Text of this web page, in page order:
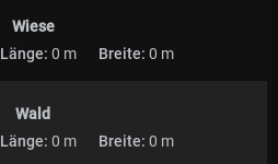
Wiese
Länge: 0 m Breite: 0 m
Wald
Länge: 0 m Breite: 0 m